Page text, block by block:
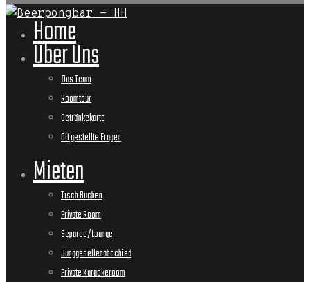
Home
Über Uns
Das Team
Roomtour
Getränkekarte
Oft gestellte Fragen
Mieten
Tisch Buchen
Private Room
Separee/Lounge
Junggesellenabschied
Private Karaokeroom